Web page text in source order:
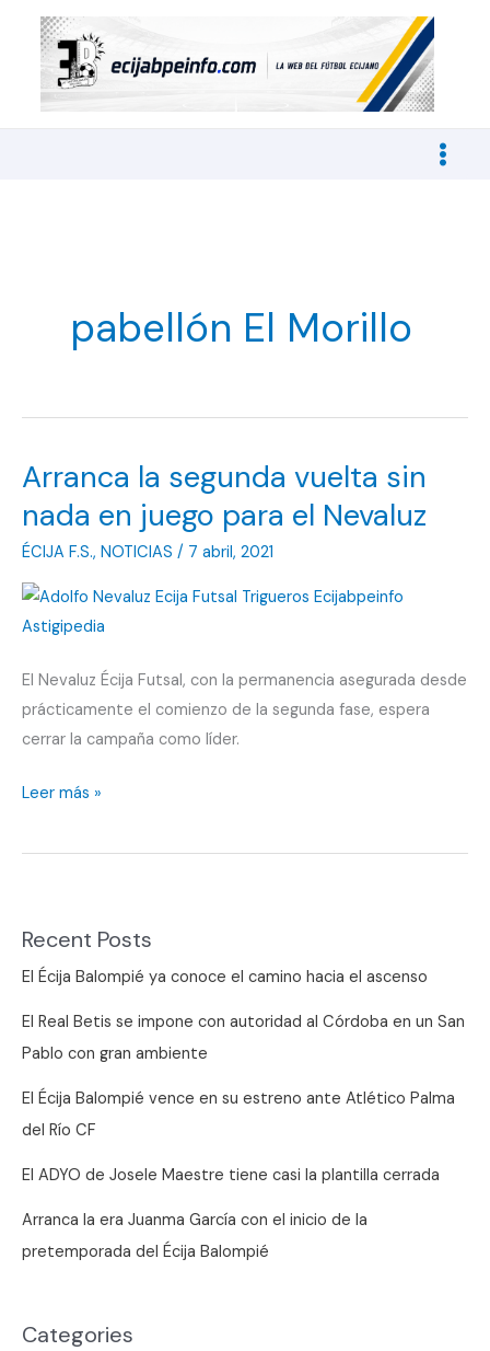
contenido
pabellón El Morillo
Arranca la segunda vuelta sin
nada en juego para el Nevaluz
ÉCIJA F.S., NOTICIAS / 7 abril, 2021
El Nevaluz Écija Futsal, con la permanencia asegurada desde
prácticamente el comienzo de la segunda fase, espera
cerrar la campaña como líder.
Arranca
segunda
nada
en
para
el
Nevaluz
Leer más »
Recent Posts
El Écija Balompié ya conoce el camino hacia el ascenso
El Real Betis se impone con autoridad al Córdoba en un San
Pablo con gran ambiente
El Écija Balompié vence en su estreno ante Atlético Palma
del Río CF
El ADYO de Josele Maestre tiene casi la plantilla cerrada
Arranca la era Juanma García con el inicio de la
pretemporada del Écija Balompié
Categories